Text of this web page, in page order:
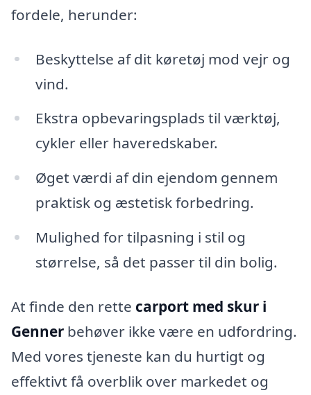
fordele, herunder:
Beskyttelse af dit køretøj mod vejr og
vind.
Ekstra opbevaringsplads til værktøj,
cykler eller haveredskaber.
Øget værdi af din ejendom gennem
praktisk og æstetisk forbedring.
Mulighed for tilpasning i stil og
størrelse, så det passer til din bolig.
At finde den rette carport med skur i
Genner behøver ikke være en udfordring.
Med vores tjeneste kan du hurtigt og
effektivt få overblik over markedet og